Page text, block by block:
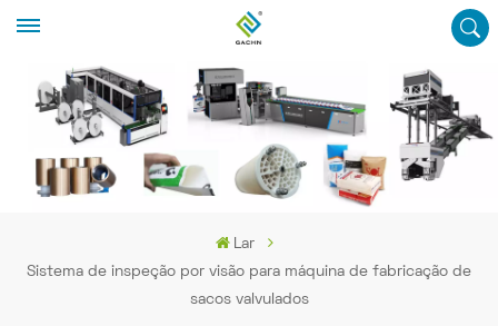
Lar
Sistema de inspeção por visão para máquina de fabricação de
sacos valvulados